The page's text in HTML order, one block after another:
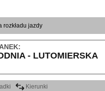
rozkładu jazdy
- LUTOMIERSKA
Kierunki